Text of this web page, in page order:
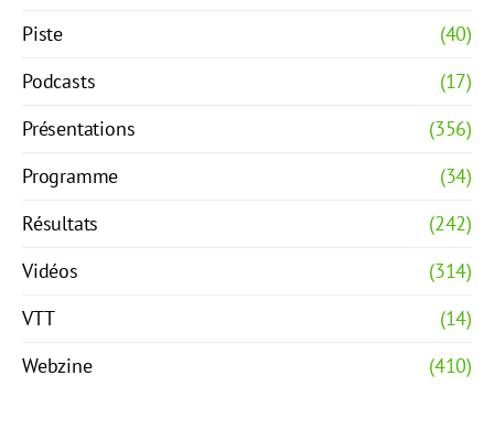
Piste
(40)
Podcasts
(17)
Présentations
(356)
Programme
(34)
Résultats
(242)
Vidéos
(314)
VTT
(14)
Webzine
(410)